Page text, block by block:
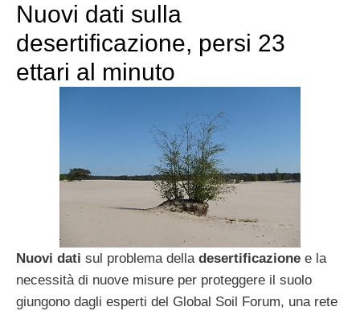
Nuovi dati sulla
desertificazione, persi 23
ettari al minuto
Nuovi dati sul problema della desertificazione e la
necessità di nuove misure per proteggere il suolo
giungono dagli esperti del Global Soil Forum, una rete